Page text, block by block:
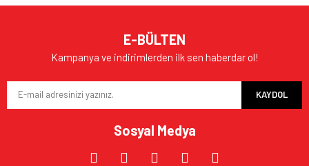
E-BÜLTEN
Kampanya ve indirimlerden ilk sen haberdar ol!
KAYDOL
Sosyal Medya